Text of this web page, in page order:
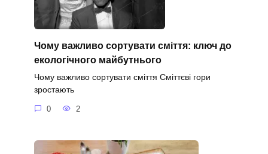
Чому важливо сортувати сміття: ключ до
екологічного майбутнього
Чому важливо сортувати сміття Сміттєві гори
зростають
0 2